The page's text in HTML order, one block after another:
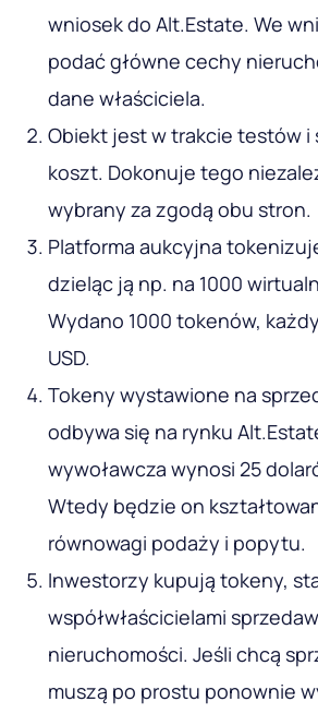
wniosek do Alt.Estate. We
podać główne cechy
dane właściciela.
Obiekt jest w trakcie testów i
koszt. Dokonuje tego
wybrany za zgodą obu stron.
Platforma aukcyjna
dzieląc ją np. na 1000
Wydano 1000 tokenów,
USD.
Tokeny wystawione na
odbywa się na rynku
wywoławcza wynosi 25
Wtedy będzie on
równowagi podaży i popytu.
Inwestorzy kupują tokeny,
współwłaścicielami
nieruchomości. Jeśli chcą
muszą po prostu ponownie